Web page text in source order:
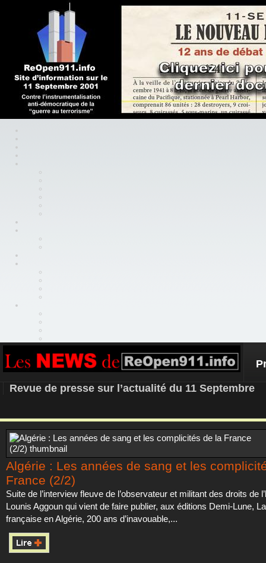
REOPEN911 – NEWS
Revue de presse sur l’actualité du 11 Septembre
Algérie : Les années de sang et les
France (2/2)
Suite de l’interview fleuve de l’observateur et militant des droits de
Lounis Aggoun qui vient de faire publier, aux éditions Demi-Lune,
française en Algérie, 200 ans d’inavouable,...